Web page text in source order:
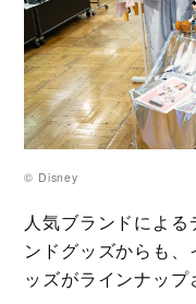
© Disney
人気ブランドによ
ンドグッズからも
ッズがラインナップ